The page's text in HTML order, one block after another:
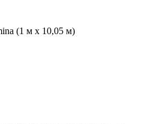
(1 м х 10,05 м)